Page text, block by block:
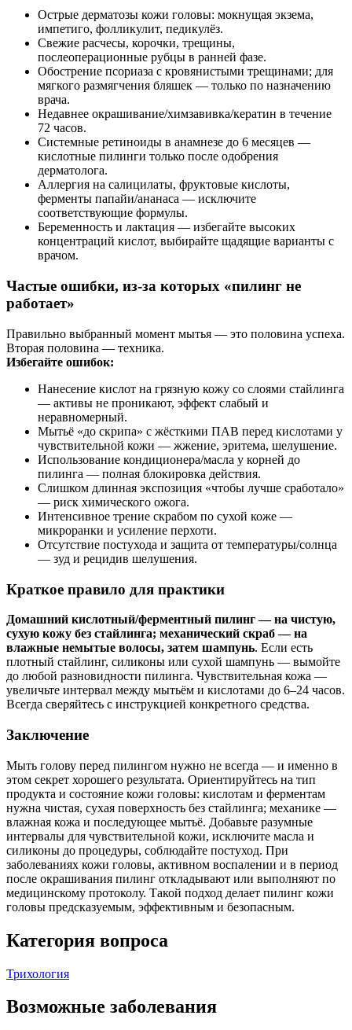
Острые дерматозы кожи головы: мокнущая экзема,
импетиго, фолликулит, педикулёз.
Свежие расчесы, корочки, трещины,
послеоперационные рубцы в ранней фазе.
Обострение псориаза с кровянистыми трещинами; для
мягкого размягчения бляшек — только по назначению
врача.
Недавнее окрашивание/химзавивка/кератин в течение
72 часов.
Системные ретиноиды в анамнезе до 6 месяцев —
кислотные пилинги только после одобрения
дерматолога.
Аллергия на салицилаты, фруктовые кислоты,
ферменты папайи/ананаса — исключите
соответствующие формулы.
Беременность и лактация — избегайте высоких
концентраций кислот, выбирайте щадящие варианты с
врачом.
Частые ошибки, из‑за которых «пилинг не
работает»
Правильно выбранный момент мытья — это половина успеха.
Вторая половина — техника.
Избегайте ошибок:
Нанесение кислот на грязную кожу со слоями стайлинга
— активы не проникают, эффект слабый и
неравномерный.
Мытьё «до скрипа» с жёсткими ПАВ перед кислотами у
чувствительной кожи — жжение, эритема, шелушение.
Использование кондиционера/масла у корней до
пилинга — полная блокировка действия.
Слишком длинная экспозиция «чтобы лучше сработало»
— риск химического ожога.
Интенсивное трение скрабом по сухой коже —
микроранки и усиление перхоти.
Отсутствие постухода и защита от температуры/солнца
— зуд и рецидив шелушения.
Краткое правило для практики
Домашний кислотный/ферментный пилинг — на чистую,
сухую кожу без стайлинга; механический скраб — на
влажные немытые волосы, затем шампунь. Если есть
плотный стайлинг, силиконы или сухой шампунь — вымойте
до любой разновидности пилинга. Чувствительная кожа —
увеличьте интервал между мытьём и кислотами до 6–24 часов.
Всегда сверяйтесь с инструкцией конкретного средства.
Заключение
Мыть голову перед пилингом нужно не всегда — и именно в
этом секрет хорошего результата. Ориентируйтесь на тип
продукта и состояние кожи головы: кислотам и ферментам
нужна чистая, сухая поверхность без стайлинга; механике —
влажная кожа и последующее мытьё. Добавьте разумные
интервалы для чувствительной кожи, исключите масла и
силиконы до процедуры, соблюдайте постуход. При
заболеваниях кожи головы, активном воспалении и в период
после окрашивания пилинг откладывают или выполняют по
медицинскому протоколу. Такой подход делает пилинг кожи
головы предсказуемым, эффективным и безопасным.
Категория вопроса
Трихология
Возможные заболевания